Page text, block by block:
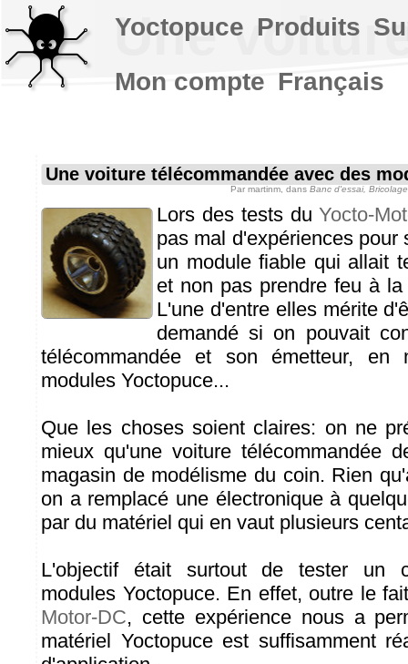
Une
Une voiture télécommandée avec des
Par martinm , dans Banc d'essai,
Lors des tests duYocto-
pas mal d'expériences pour
un module fiable qui allait
et non pas prendre feu à
L'une d'entre elles mérite
demandé si on pouvait
télécommandée et son émetteur, en
modules Yoctopuce...
Que les choses soient claires: on ne
mieux qu'une voiture télécommandée
magasin de modélisme du coin. Rien
on a remplacé une électronique à
par du matériel qui en vaut plusieurs
L'objectif était surtout de tester un
modules Yoctopuce. En effet, outre le
Motor-DC, cette expérience nous a
matériel Yoctopuce est suffisamment
Yoctopuce Produits
Mon compte Français